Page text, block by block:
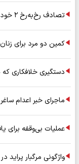
تصادف رخ‌به‌رخ ۲ خودرو سمند/ ۴ سرنشین جان باختند
کمین دو مرد برای
دستگیری خلافکاری
ماجرای خبر اعدام
عملیات بی‌وقفه برای
واژگونی مرگبار